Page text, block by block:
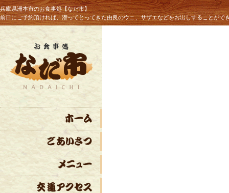
兵庫県洲本市のお食事処【なだ市】
前日にご予約頂ければ、潜ってとってきた由良のウニ、サザエなどをお出しすることがで